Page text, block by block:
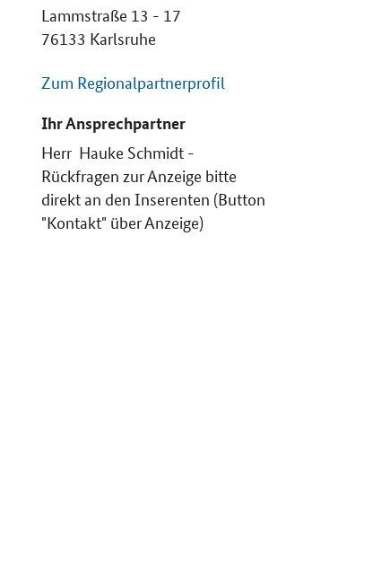
Lammstraße 13 - 17
76133 Karlsruhe
Zum Regionalpartnerprofil
Ihr Ansprechpartner
Herr Hauke Schmidt -
Rückfragen zur Anzeige bitte
direkt an den Inserenten (Button
"Kontakt" über Anzeige)